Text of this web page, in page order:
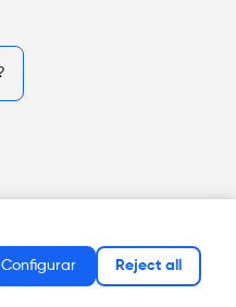
Configurar Reject all